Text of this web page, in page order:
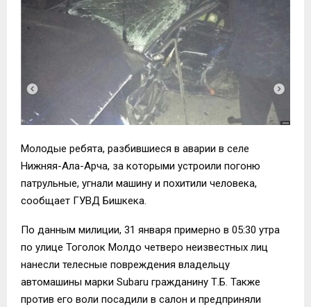
Молодые ребята, разбившиеся в аварии в селе
Нижняя-Ала-Арча, за которыми устроили погоню
патрульные, угнали машину и похитили человека,
сообщает ГУВД Бишкека.
По данным милиции, 31 января примерно в 05:30 утра
по улице Тоголок Молдо четверо неизвестных лиц
нанесли телесные повреждения владельцу
автомашины марки Subaru гражданину Т.Б. Также
против его воли посадили в салон и предприняли